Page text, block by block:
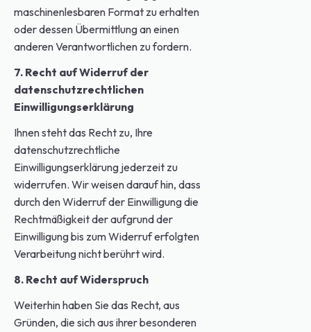
maschinenlesbaren Format zu erhalten
oder dessen Übermittlung an einen
anderen Verantwortlichen zu fordern.
7. Recht auf Widerruf der
datenschutzrechtlichen
Einwilligungserklärung
Ihnen steht das Recht zu, Ihre
datenschutzrechtliche
Einwilligungserklärung jederzeit zu
widerrufen. Wir weisen darauf hin, dass
durch den Widerruf der Einwilligung die
Rechtmäßigkeit der aufgrund der
Einwilligung bis zum Widerruf erfolgten
Verarbeitung nicht berührt wird.
8. Recht auf Widerspruch
Weiterhin haben Sie das Recht, aus
Gründen, die sich aus ihrer besonderen